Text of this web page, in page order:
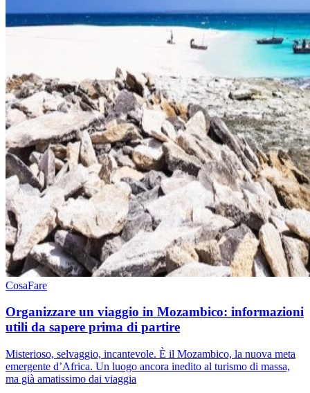
CosaFare
Organizzare un viaggio in Mozambico: informazioni
utili da sapere prima di partire
Misterioso, selvaggio, incantevole. È il Mozambico, la nuova meta
emergente d’Africa. Un luogo ancora inedito al turismo di massa,
ma già amatissimo dai viaggia